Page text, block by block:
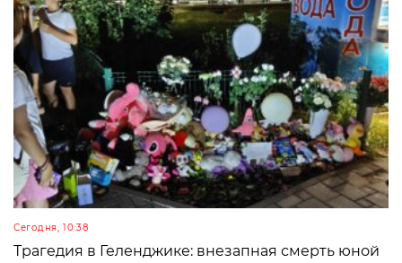
Сегодня, 10:38
Трагедия в Геленджике: внезапная смерть юной